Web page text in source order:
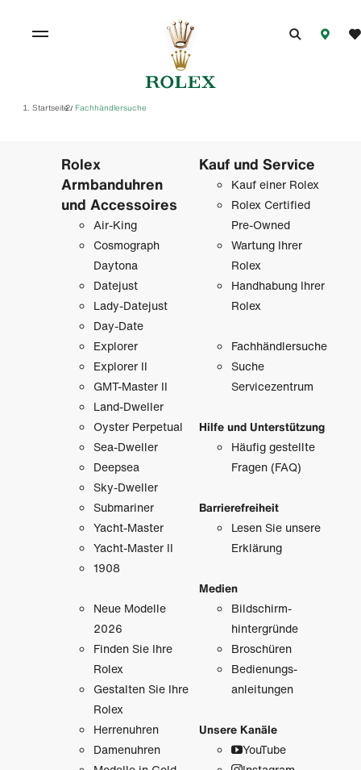
Startseite/ Fachhändlersuche
Rolex
Armbanduhren
und Accessoires
Air-King
Cosmograph
Daytona
Datejust
Lady-Datejust
Day-Date
Explorer
Explorer II
GMT-Master II
Land-Dweller
Oyster Perpetual
Sea-Dweller
Deepsea
Sky-Dweller
Submariner
Yacht-Master
Yacht-Master II
1908
Neue Modelle
2026
Finden Sie Ihre
Rolex
Gestalten Sie Ihre
Rolex
Herrenuhren
Damenuhren
Kauf und Service
Kauf einer Rolex
Rolex Certified
Pre-Owned
Wartung Ihrer
Rolex
Handhabung Ihrer
Rolex
Fachhändlersuche
Suche
Servicezentrum
Hilfe und Unterstützung
Häufig gestellte
Fragen (FAQ)
Barrierefreiheit
Lesen Sie unsere
Erklärung
Medien
Bildschirm­
hintergründe
Broschüren
Bedienungs­
anleitungen
Unsere Kanäle
YouTube